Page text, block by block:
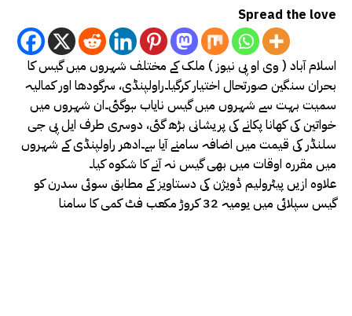
Spread the love
اسلام آباد ( وی او پی نیوز ) ملک کے مختلف شہروں میں گیس کا
بحران سنگین صورتحال اختیار کرگیا۔راولپنڈی، سرگودھا اور کمالیہ
سمیت بہت سے شہروں میں گیس نایاب ہوگئی۔ان شہروں میں
خواتین کی کھانا پکانے کی پریشانی بڑھ گئی، دوسری طرف ایل پی جی
سلنڈر کی قیمت میں اضافہ سامنے آیا ہے۔ادھر راولپنڈی کے شہروں
میں مقررہ اوقات میں بھی گیس نہ آنے کا شکوہ کیا۔
علاوہ ازیں پیٹرولیم ڈویژن کی دستاویز کے مطابق سوئی سدرن کو
گیس سپلائی میں یومیہ 32 کروڑ مکعب فٹ کمی کا سامنا